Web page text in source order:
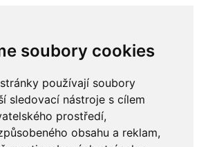
soubory cookies
používají soubory
sledovací nástroje s cílem
prostředí,
obsahu a reklam,